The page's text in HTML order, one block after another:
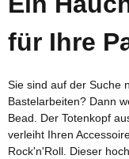
für Ihre
Sie sind auf der Suche
Bastelarbeiten? Dann
Bead. Der Totenkopf
verleiht Ihren
Rock'n'Roll. Dieser